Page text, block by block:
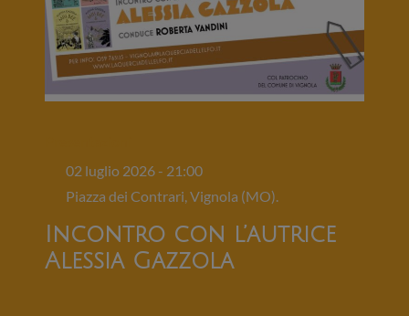
02 luglio 2026 - 21:00
Piazza dei Contrari, Vignola (MO).
Incontro con l’autrice
Alessia Gazzola